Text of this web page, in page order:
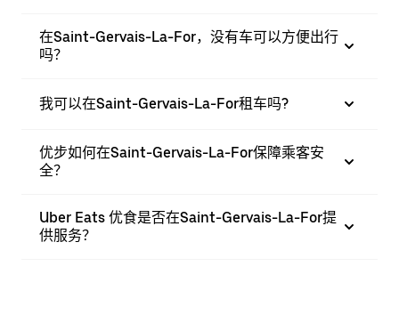
在Saint-Gervais-La-For，没有车可以方便出行
吗？
我可以在Saint-Gervais-La-For租车吗?
优步如何在Saint-Gervais-La-For保障乘客安
全？
Uber Eats 优食是否在Saint-Gervais-La-For提
供服务？